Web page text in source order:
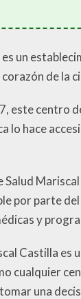
un
de la
este centro
lo hace
por parte
y
Castilla es
cualquier
una